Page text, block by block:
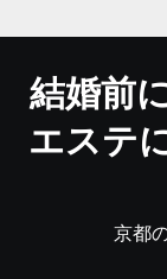
結婚前
エステ
京都